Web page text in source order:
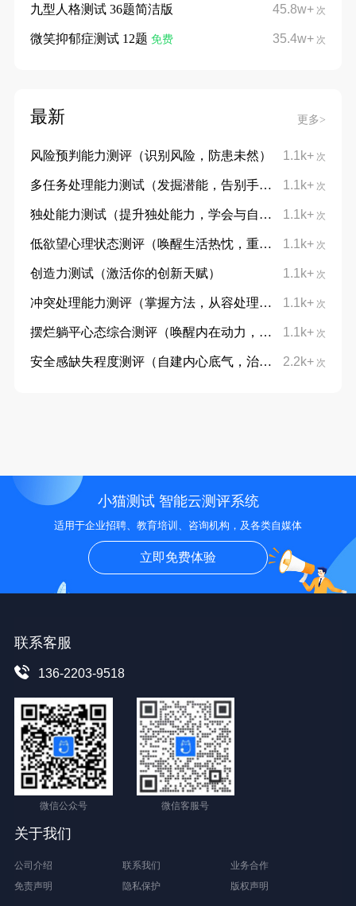
45.8w+ 次
九型人格测试 36题简洁版
35.4w+ 次
微笑抑郁症测试 12题 免费
最新 更多>
1.1k+ 次
风险预判能力测评（识别风险，防患未然）
1.1k+ 次
多任务处理能力测试（发掘潜能，告别手忙脚乱）
1.1k+ 次
独处能力测试（提升独处能力，学会与自己对话）
1.1k+ 次
低欲望心理状态测评（唤醒生活热忱，重拾向上力量）
1.1k+ 次
创造力测试（激活你的创新天赋）
1.1k+ 次
冲突处理能力测评（掌握方法，从容处理分歧）
1.1k+ 次
摆烂躺平心态综合测评（唤醒内在动力，摆脱躺平摆烂心态）
2.2k+ 次
安全感缺失程度测评（自建内心底气，治愈不安与敏感）
小猫测试 智能云测评系统
适用于企业招聘、教育培训、咨询机构，及各类自媒体
立即免费体验
联系客服
136-2203-9518
微信公众号 微信客服号
关于我们
公司介绍 联系我们
业务合作
免责声明
隐私保护 版权声明